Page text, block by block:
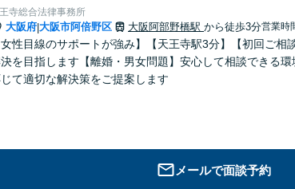
寺総合法律事務所
大阪府|大阪市阿倍野区 大阪阿部野橋駅 から徒歩3分営業時
女性目線のサポートが強み】【天王寺駅3分】【初回ご
を目指します【離婚・男女問題】安心して相談できる
て適切な解決策をご提案します
メールで面談予約